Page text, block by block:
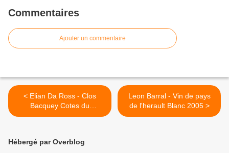
Commentaires
Ajouter un commentaire
< Elian Da Ross - Clos
Bacquey Cotes du
marmandais 2003
Leon Barral - Vin de pays
de l'herault Blanc 2005 >
Hébergé par Overblog